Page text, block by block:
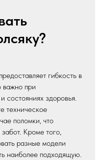
гибкость в
важно при
состояниях здоровья.
техническое
поломки, что
Кроме того,
разные модели
наиболее подходящую.